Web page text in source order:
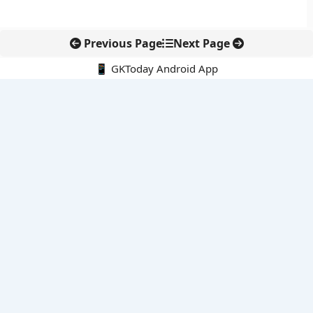
Previous Page Next Page
📱 GKToday Android App